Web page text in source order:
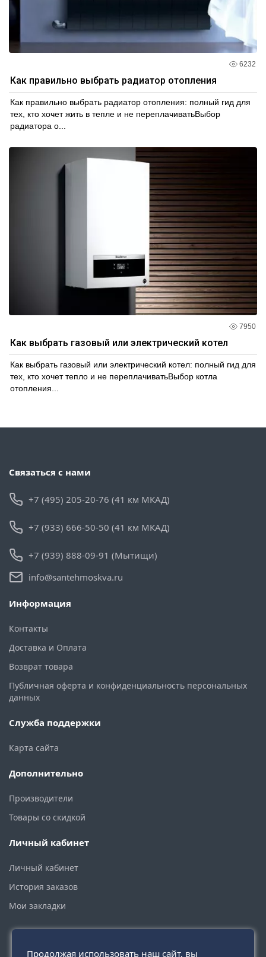
6232
Как правильно выбрать радиатор отопления
Как правильно выбрать радиатор отопления: полный гид для
тех, кто хочет жить в тепле и не переплачиватьВыбор
радиатора о...
7950
Как выбрать газовый или электрический котел
Как выбрать газовый или электрический котел: полный гид для
тех, кто хочет тепло и не переплачиватьВыбор котла
отопления...
Связаться с нами
+7 (495) 205-20-76 (41 км МКАД)
+7 (933) 666-50-50 (41 км МКАД)
+7 (939) 888-09-91 (Мытищи)
info@santehmoskva.ru
Информация
Контакты
Доставка и Оплата
Возврат товара
Публичная оферта и конфиденциальность персональных
данных
Служба поддержки
Карта сайта
Дополнительно
Производители
Товары со скидкой
Личный кабинет
Личный кабинет
История заказов
Мои закладки
Продолжая использовать наш сайт, вы